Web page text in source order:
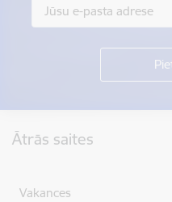
Ātrās saites
Vakances